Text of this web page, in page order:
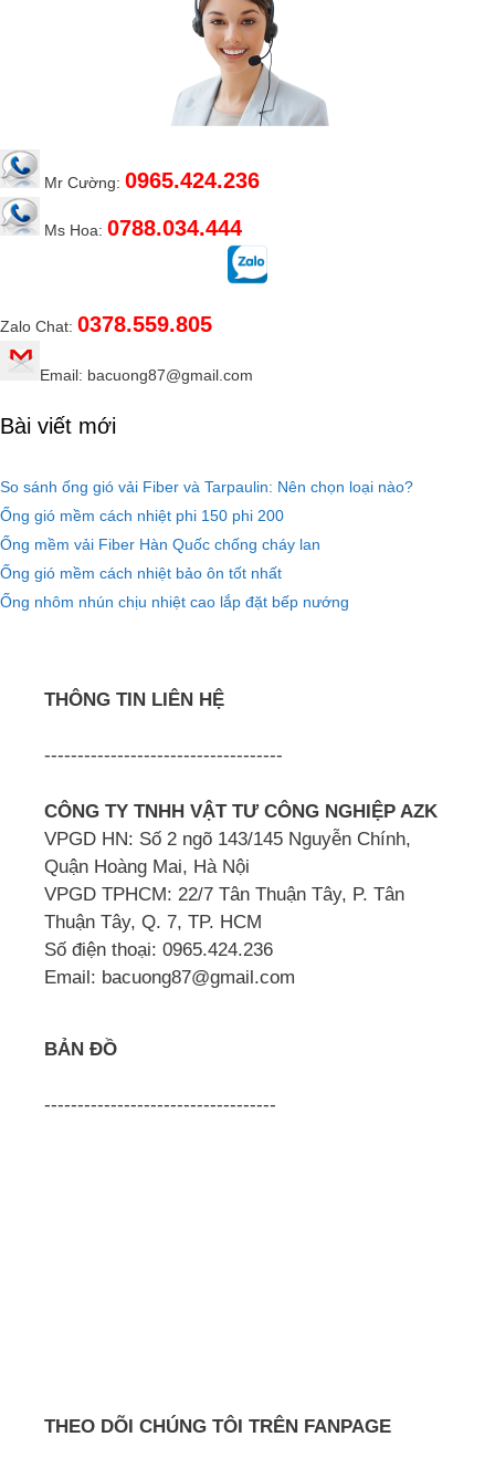
Mr Cường: 0965.424.236
Ms Hoa: 0788.034.444
Zalo Chat: 0378.559.805
Email: bacuong87@gmail.com
Bài viết mới
So sánh ống gió vải Fiber và Tarpaulin: Nên chọn loại nào?
Ống gió mềm cách nhiệt phi 150 phi 200
Ống mềm vải Fiber Hàn Quốc chống cháy lan
Ống gió mềm cách nhiệt bảo ôn tốt nhất
Ống nhôm nhún chịu nhiệt cao lắp đặt bếp nướng
THÔNG TIN LIÊN HỆ
------------------------------------
CÔNG TY TNHH VẬT TƯ CÔNG NGHIỆP AZK
VPGD HN: Số 2 ngõ 143/145 Nguyễn Chính,
Quận Hoàng Mai, Hà Nội
VPGD TPHCM: 22/7 Tân Thuận Tây, P. Tân
Thuận Tây, Q. 7, TP. HCM
Số điện thoại: 0965.424.236
Email: bacuong87@gmail.com
BẢN ĐỒ
-----------------------------------
THEO DÕI CHÚNG TÔI TRÊN FANPAGE